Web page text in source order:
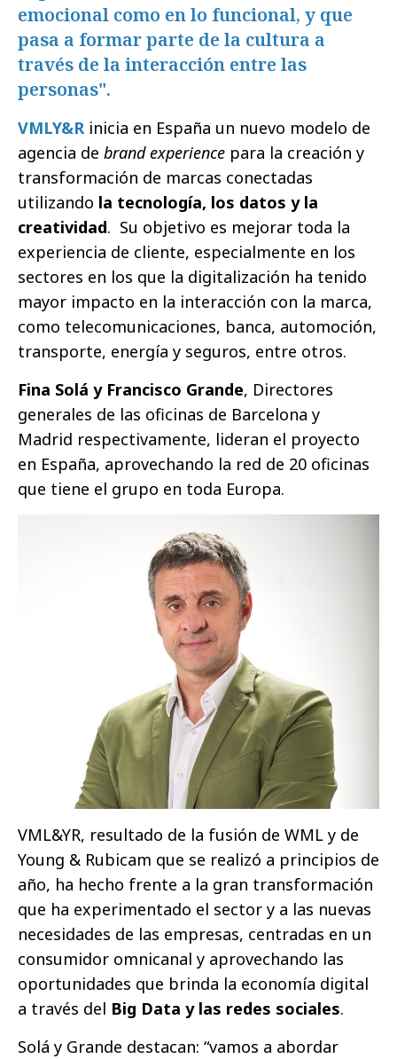
emocional como en lo funcional, y que
pasa a formar parte de la cultura a
través de la interacción entre las
personas".
VMLY&R inicia en España un nuevo modelo de
agencia de brand experience para la creación y
transformación de marcas conectadas
utilizando la tecnología, los datos y la
creatividad. Su objetivo es mejorar toda la
experiencia de cliente, especialmente en los
sectores en los que la digitalización ha tenido
mayor impacto en la interacción con la marca,
como telecomunicaciones, banca, automoción,
transporte, energía y seguros, entre otros.
Fina Solá y Francisco Grande, Directores
generales de las oficinas de Barcelona y
Madrid respectivamente, lideran el proyecto
en España, aprovechando la red de 20 oficinas
que tiene el grupo en toda Europa.
VML&YR, resultado de la fusión de WML y de
Young & Rubicam que se realizó a principios de
año, ha hecho frente a la gran transformación
que ha experimentado el sector y a las nuevas
necesidades de las empresas, centradas en un
consumidor omnicanal y aprovechando las
oportunidades que brinda la economía digital
a través del Big Data y las redes sociales.
Solá y Grande destacan: “vamos a abordar